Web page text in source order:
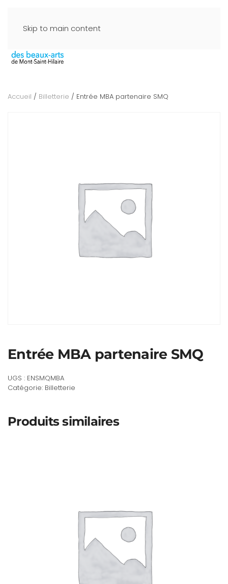
Skip to main content
Accueil / Billetterie / Entrée MBA partenaire SMQ
Entrée MBA partenaire SMQ
UGS : ENSMQMBA
Catégorie: Billetterie
Produits similaires